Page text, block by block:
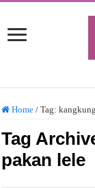
Home / Tag:
Tag
pakan lele